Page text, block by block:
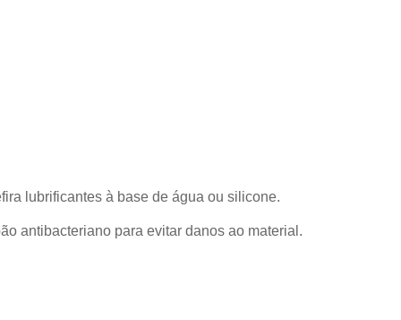
lubrificantes à base de água ou silicone.
antibacteriano para evitar danos ao material.